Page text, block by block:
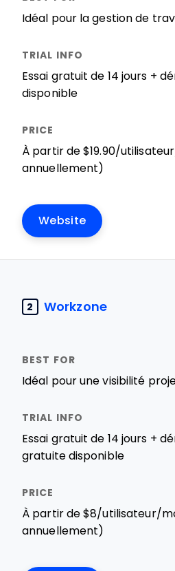
Idéal pour la gestion de
Essai gratuit de 14 jours +
disponible
À partir de $19.90/
annuellement)
Website
2 Workzone
Idéal pour une visibilité
Essai gratuit de 14 jours +
gratuite disponible
À partir de $8/utilisateur/
annuellement)